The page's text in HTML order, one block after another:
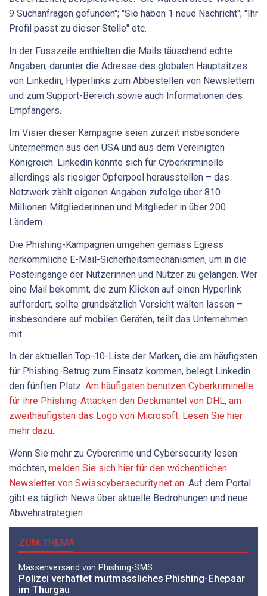
9 Suchanfragen gefunden"; "Sie haben 1 neue Nachricht"; "Ihr
Profil passt zu dieser Stelle" etc.
In der Fusszeile enthielten die Mails täuschend echte
Angaben, darunter die Adresse des globalen Hauptsitzes
von Linkedin, Hyperlinks zum Abbestellen von Newslettern
und zum Support-Bereich sowie auch Informationen des
Empfängers.
Im Visier dieser Kampagne seien zurzeit insbesondere
Unternehmen aus den USA und aus dem Vereinigten
Königreich. Linkedin könnte sich für Cyberkriminelle
allerdings als riesiger Opferpool herausstellen – das
Netzwerk zählt eigenen Angaben zufolge über 810
Millionen Mitgliederinnen und Mitglieder in über 200
Ländern.
Die Phishing-Kampagnen umgehen gemäss Egress
herkömmliche E-Mail-Sicherheitsmechanismen, um in die
Posteingänge der Nutzerinnen und Nutzer zu gelangen. Wer
eine Mail bekommt, die zum Klicken auf einen Hyperlink
auffordert, sollte grundsätzlich Vorsicht walten lassen –
insbesondere auf mobilen Geräten, teilt das Unternehmen
mit.
In der aktuellen Top-10-Liste der Marken, die am häufigsten
für Phishing-Betrug zum Einsatz kommen, belegt Linkedin
den fünften Platz. Am häufigsten benutzen Cyberkriminelle
für ihre Phishing-Attacken den Deckmantel von DHL, am
zweithäufigsten das Logo von Microsoft. Lesen Sie hier
mehr dazu.
Wenn Sie mehr zu Cybercrime und Cybersecurity lesen
möchten, melden Sie sich hier für den wöchentlichen
Newsletter von Swisscybersecurity.net an. Auf dem Portal
gibt es täglich News über aktuelle Bedrohungen und neue
Abwehrstrategien.
ZUM THEMA
Massenversand von Phishing-SMS
Polizei verhaftet mutmassliches Phishing-Ehepaar
im Thurgau